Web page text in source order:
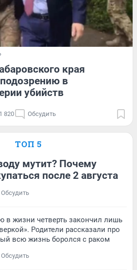
края
в
убийств
1 820 Обсудить
ТОП 5
мутит? Почему
после 2 августа
Обсудить
в жизни четверть закончил лишь
Родители рассказали про
всю жизнь боролся с раком
Обсудить